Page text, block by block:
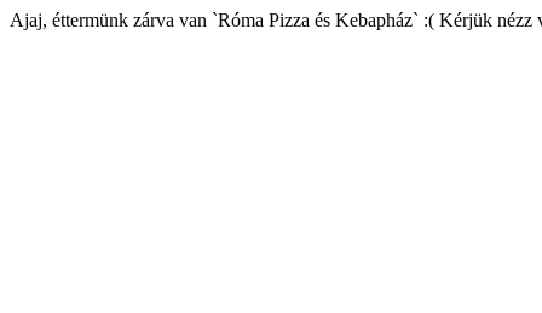
Ajaj, éttermünk zárva van `Róma Pizza és Kebapház` :( Kérjük nézz